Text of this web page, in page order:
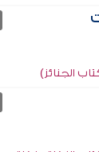
الجنائز)